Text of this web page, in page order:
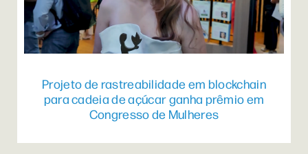
Projeto de rastreabilidade em blockchain
para cadeia de açúcar ganha prêmio em
Congresso de Mulheres